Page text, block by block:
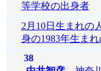
等学校の出身者
2月10日生まれの人
身の1983年生まれ
38